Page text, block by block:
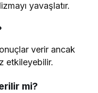
yavaşlatır.
verir ancak
etkileyebilir.
mi?